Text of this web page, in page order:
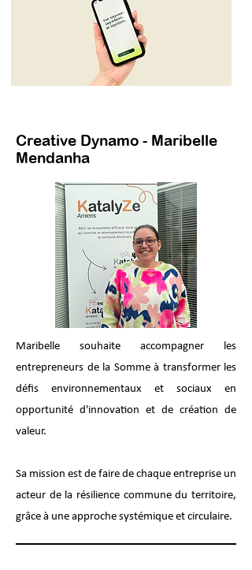
Creative Dynamo - Maribelle
Mendanha
Maribelle souhaite accompagner les
entrepreneurs de la Somme à transformer les
défis environnementaux et sociaux en
opportunité d'innovation et de création de
valeur.
Sa mission est de faire de chaque entreprise un
acteur de la résilience commune du territoire,
grâce à une approche systémique et circulaire.